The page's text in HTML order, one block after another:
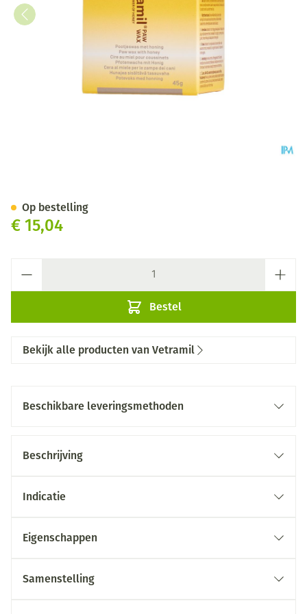
€ 15,04
Bestel
Op bestelling
Bekijk alle producten van Vetramil
Beschikbare leveringsmethoden
Beschrijving
Indicatie
Eigenschappen
Samenstelling